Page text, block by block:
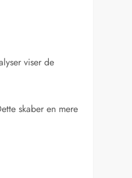
viser de
skaber en mere